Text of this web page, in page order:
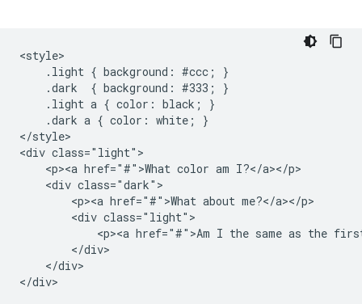
<style>
    .light { background: #ccc; }
    .dark  { background: #333; }
    .light a { color: black; }
    .dark a { color: white; }
</style>
<div class="light">
    <p><a href="#">What color am I?</a></p>
    <div class="dark">
        <p><a href="#">What about me?</a></p>
        <div class="light">
<p><a href="#">Am I the same as the
        </div>
    </div>